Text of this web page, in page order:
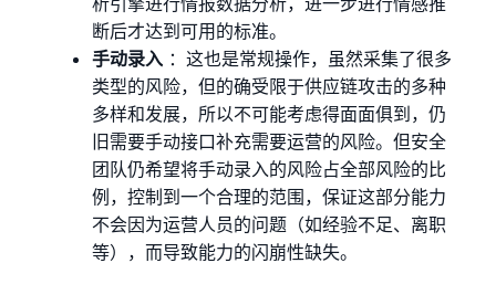
断后才达到可用的标准。
手动录入 ：这也是常规操作，虽然采集了很多
类型的⻛险，但的确受限于供应链攻击的多种
多样和发展，所以不可能考虑得面面俱到，仍
旧需要手动接口补充需要运营的⻛险。但安全
团队仍希望将手动录入的⻛险占全部⻛险的比
例，控制到一个合理的范围，保证这部分能力
不会因为运营人员的问题（如经验不足、离职
等），而导致能力的闪崩性缺失。